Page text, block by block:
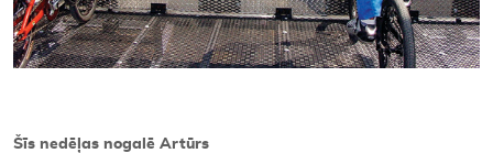
Šīs nedēļas nogalē Artūrs